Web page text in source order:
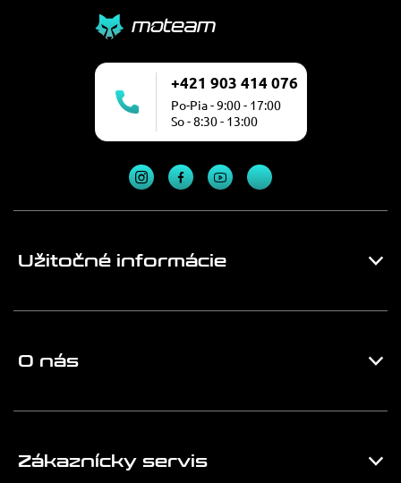
+421 903 414 076
Po-Pia - 9:00 - 17:00
So - 8:30 - 13:00
Užitočné informácie
O nás
Zákaznícky servis